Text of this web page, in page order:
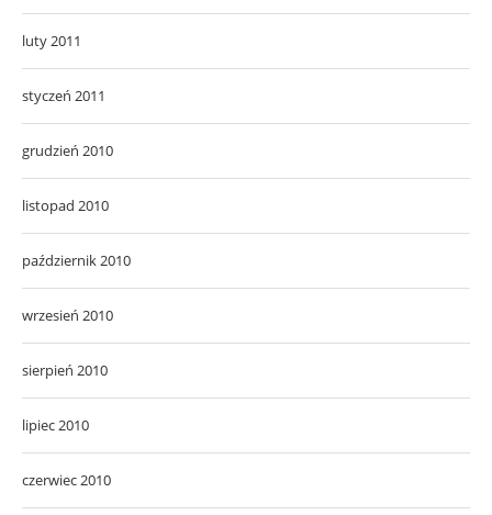
luty 2011
styczeń 2011
grudzień 2010
listopad 2010
październik 2010
wrzesień 2010
sierpień 2010
lipiec 2010
czerwiec 2010